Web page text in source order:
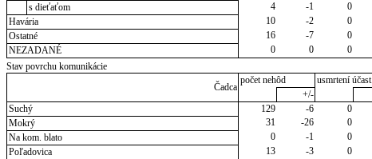
s dieťaťom
4 -1 0
Havária
10 -2 0
Ostatné
16 -7 0
NEZADANÉ
0 0 0
Stav povrchu komunikácie
Čadca
počet nehôd usmrtení účast.
+/-
Suchý
129 -6 0
Mokrý
31 -26 0
Na kom. blato
0 -1 0
Poľadovica
13 -3 0